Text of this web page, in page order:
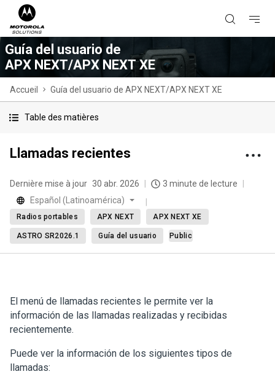
Guía del usuario de
APX NEXT/APX NEXT XE
Accueil Guía del usuario de APX NEXT/APX NEXT XE
Table des matières
Llamadas recientes
Dernière mise à jour 30 abr. 2026
3 minute de lecture
Español (Latinoamérica)
Radios portables APX NEXT APX NEXT XE
ASTRO SR2026.1 Guía del usuario Public
El menú de llamadas recientes le permite ver la
información de las llamadas realizadas y recibidas
recientemente.
Puede ver la información de los siguientes tipos de
llamadas: